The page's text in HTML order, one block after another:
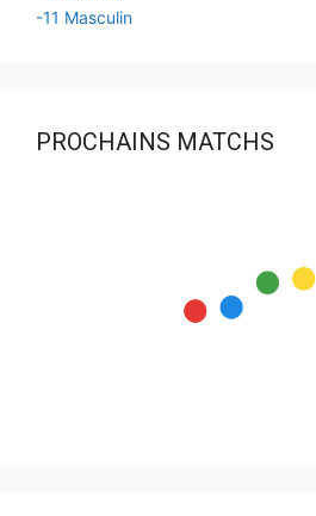
-11 Masculin
PROCHAINS MATCHS